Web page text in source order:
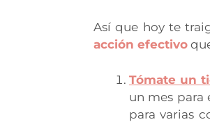
Así que hoy te
acción efectivo
Tómate un
un mes para
para varias